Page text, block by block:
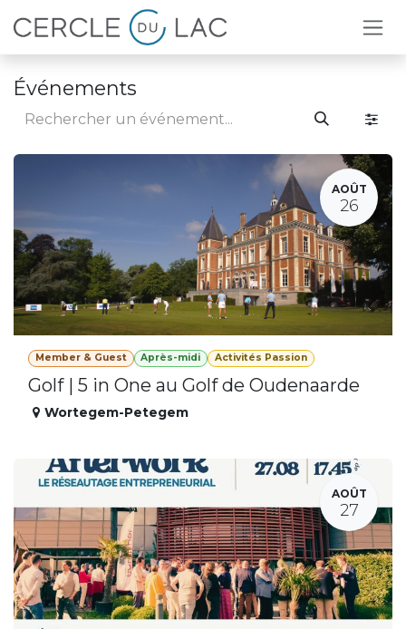
Se rendre au contenu
Événements
AOÛT
26
Member & Guest Après-midi Activités Passion
Golf | 5 in One au Golf de Oudenaarde
Wortegem-Petegem
AOÛT
27